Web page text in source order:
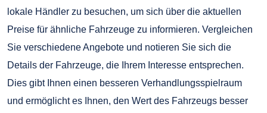
lokale Händler zu besuchen, um sich über die aktuellen
Preise für ähnliche Fahrzeuge zu informieren. Vergleichen
Sie verschiedene Angebote und notieren Sie sich die
Details der Fahrzeuge, die Ihrem Interesse entsprechen.
Dies gibt Ihnen einen besseren Verhandlungsspielraum
und ermöglicht es Ihnen, den Wert des Fahrzeugs besser